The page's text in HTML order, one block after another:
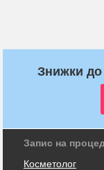
Знижки до
Запис на
Косметолог